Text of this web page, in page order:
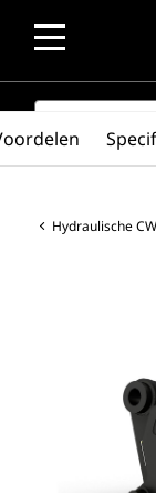
SEARCH
Hydraulische